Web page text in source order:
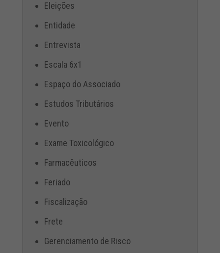
Eleições
Entidade
Entrevista
Escala 6x1
Espaço do Associado
Estudos Tributários
Evento
Exame Toxicológico
Farmacêuticos
Feriado
Fiscalização
Frete
Gerenciamento de Risco